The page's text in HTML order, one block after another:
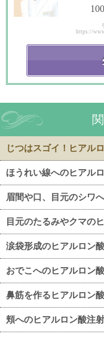
https://
じつはスゴイ！ヒアル
ほうれい線へのヒアル
眉間や口、目元のシワ
目元のたるみやクマの
涙袋形成のヒアルロン
おでこへのヒアルロン
鼻筋を作るヒアルロン
頬へのヒアルロン酸注射